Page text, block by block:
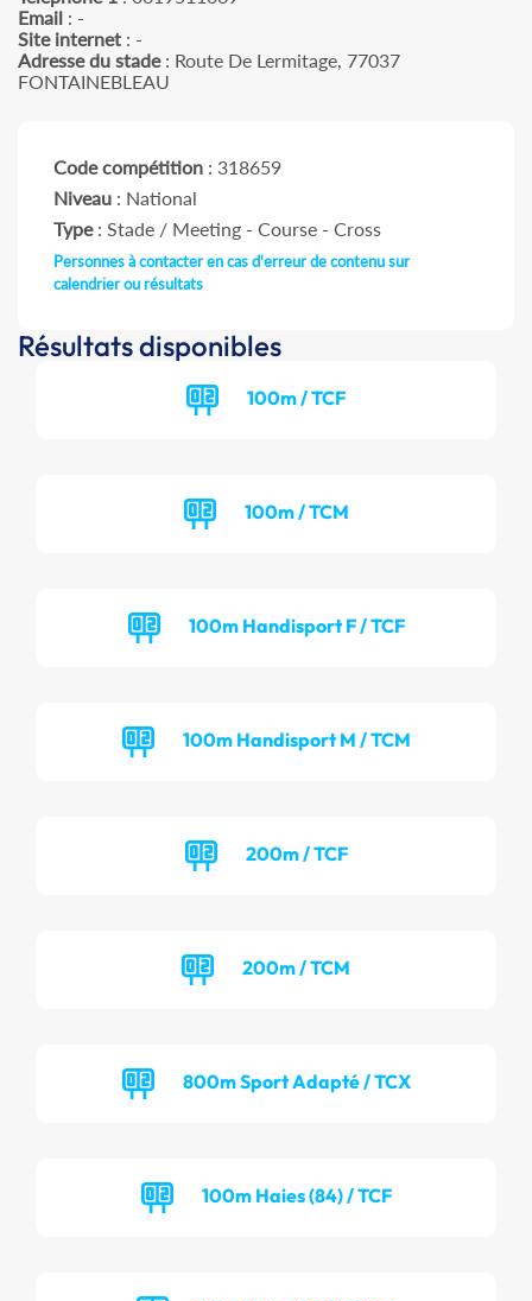
Email : -
Site internet : -
Adresse du stade: Route De Lermitage, 77037
FONTAINEBLEAU
Code compétition : 318659
Niveau : National
Type: Stade / Meeting - Course - Cross
Personnes à contacter en cas d'erreur de contenu sur
calendrier ou résultats
Résultats disponibles
100m / TCF
100m / TCM
100m Handisport F / TCF
100m Handisport M / TCM
200m / TCF
200m / TCM
800m Sport Adapté / TCX
100m Haies (84) / TCF